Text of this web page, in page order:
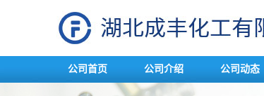
公司首页 公司介绍 公司动态